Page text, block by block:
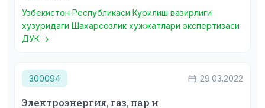
Узбекистон Республикаси Курилиш вазирлиги
хузуридаги Шахарсозлик хужжатлари экспертизаси
ДУК
300094 29.03.2022
Электроэнергия, газ, пар и